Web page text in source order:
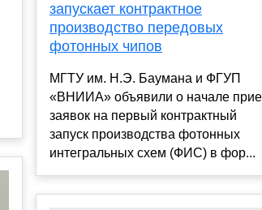
запускает контрактное
производство передовых
фотонных чипов
МГТУ им. Н.Э. Баумана и ФГУП
«ВНИИА» объявили о начале
заявок на первый контрактный
запуск производства фотонных
интегральных схем (ФИС) в фор...